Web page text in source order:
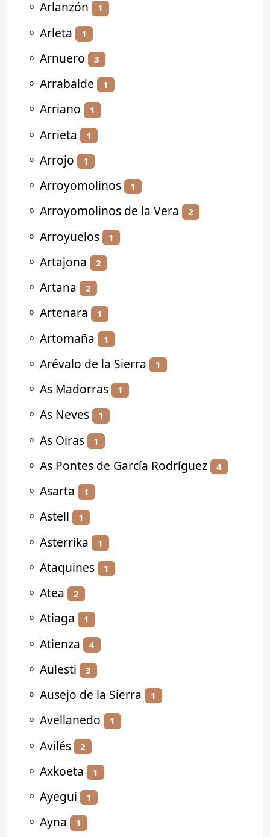
⚬ Arlanzón 1
⚬ Arleta 1
⚬ Arnuero 3
⚬ Arrabalde 1
⚬ Arriano 1
⚬ Arrieta 1
⚬ Arrojo 1
⚬ Arroyomolinos 1
⚬ Arroyomolinos de la Vera 2
⚬ Arroyuelos 1
⚬ Artajona 2
⚬ Artana 2
⚬ Artenara 1
⚬ Artomaña 1
⚬ Arévalo de la Sierra 1
⚬ As Madorras 1
⚬ As Neves 1
⚬ As Oiras 1
⚬ As Pontes de García Rodríguez 4
⚬ Asarta 1
⚬ Astell 1
⚬ Asterrika 1
⚬ Ataquines 1
⚬ Atea 2
⚬ Atiaga 1
⚬ Atienza 4
⚬ Aulesti 3
⚬ Ausejo de la Sierra 1
⚬ Avellanedo 1
⚬ Avilés 2
⚬ Axkoeta 1
⚬ Ayegui 1
⚬ Ayna 1